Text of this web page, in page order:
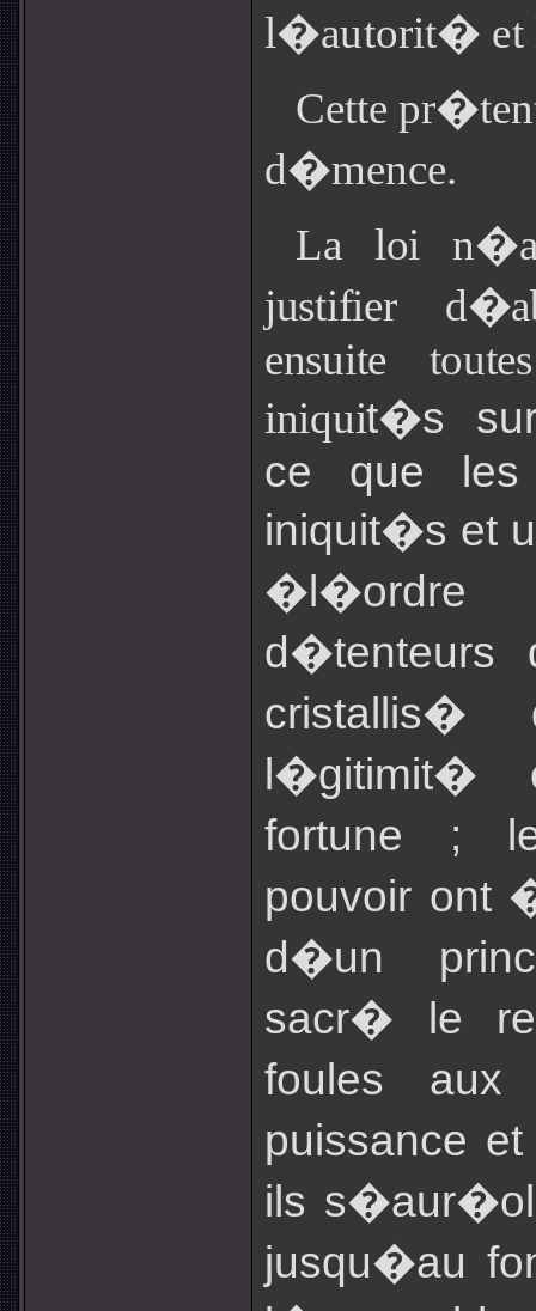
l�autorit� et
Cette
d�mence.
La loi
justifier
ensuite
iniquit�s sur
ce que les
iniquit�s et
d�tenteurs
l�gitimit�
fortune ;
pouvoir ont
d�un
sacr� le
foules
puissance
ils
jusqu�au